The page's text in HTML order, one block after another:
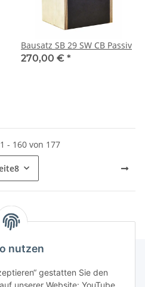
Bausatz SB 29 SW CB Passiv
270,00 € *
- 160 von 177
8
nutzen
gestatten Sie den